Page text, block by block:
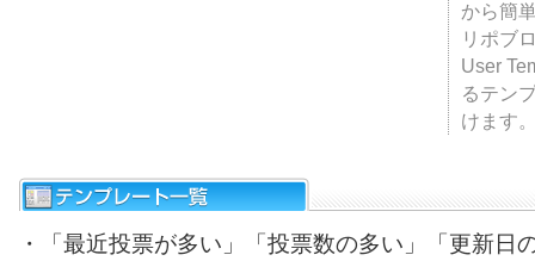
から簡
リポブ
User
るテン
けます
・「最近投票が多い」「投票数の多い」「更新日